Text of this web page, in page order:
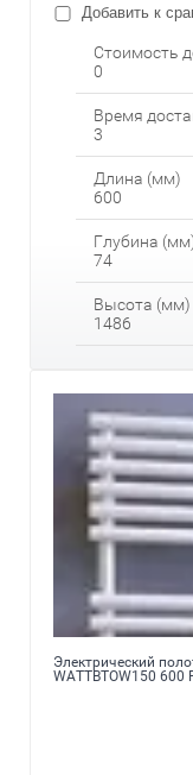
Добавить к
Стоимость
0
Время
3
Длина (мм)
600
Глубина
74
Высота (мм)
1486
Электрический
WATTBTOW150 600